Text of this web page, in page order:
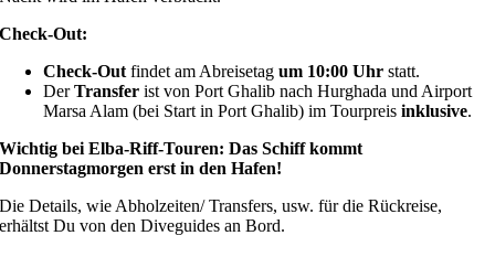
Check-Out:
Check-Out findet am Abreisetagum 10:00 Uhr statt.
DerTransfer ist von Port Ghalib nach Hurghada und Airport
Marsa Alam (bei Start in Port Ghalib) im Tourpreisinklusive.
Wichtig bei Elba-Riff-Touren: Das Schiff kommt
Donnerstagmorgen erst in den Hafen!
Die Details, wie Abholzeiten/ Transfers, usw. für die Rückreise,
erhältst Du von den Diveguides an Bord.